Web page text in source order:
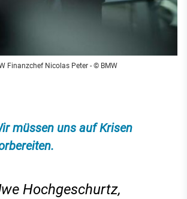
Finanzchef Nicolas Peter - © BMW
müssen uns auf Krisen
Hochgeschurtz,